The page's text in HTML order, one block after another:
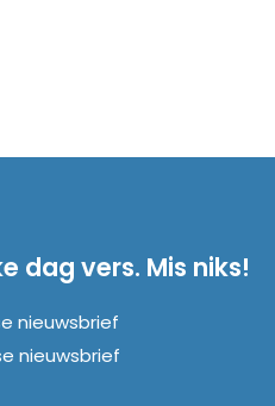
dag vers. Mis niks!
nieuwsbrief
nieuwsbrief